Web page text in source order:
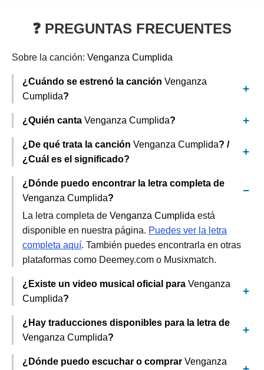
❓ PREGUNTAS FRECUENTES
Sobre la canción: Venganza Cumplida
¿Cuándo se estrenó la canción Venganza
Cumplida?
¿Quién canta Venganza Cumplida?
¿De qué trata la canción Venganza Cumplida? /
¿Cuál es el significado?
¿Dónde puedo encontrar la letra completa de
Venganza Cumplida?
La letra completa de Venganza Cumplida está
disponible en nuestra página. Puedes ver la letra
completa aquí. También puedes encontrarla en otras
plataformas como Deemey.com o Musixmatch.
¿Existe un video musical oficial para Venganza
Cumplida?
¿Hay traducciones disponibles para la letra de
Venganza Cumplida?
¿Dónde puedo escuchar o comprar Venganza